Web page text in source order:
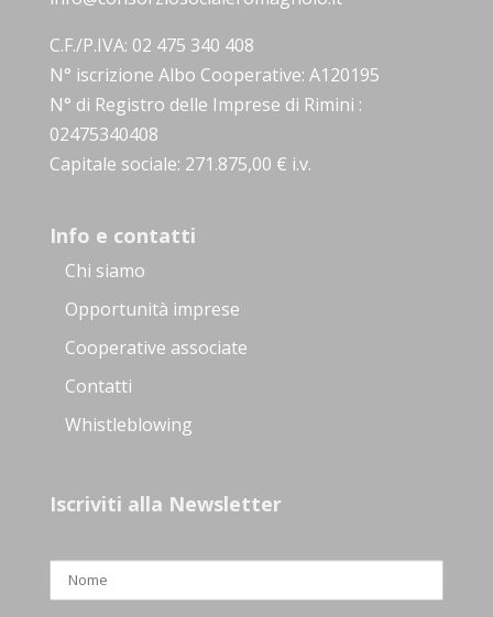
C.F./P.IVA: 02 475 340 408
N° iscrizione Albo Cooperative: A120195
N° di Registro delle Imprese di Rimini :
02475340408
Capitale sociale: 271.875,00 € i.v.
Info e contatti
Chi siamo
Opportunità imprese
Cooperative associate
Contatti
Whistleblowing
Iscriviti alla Newsletter